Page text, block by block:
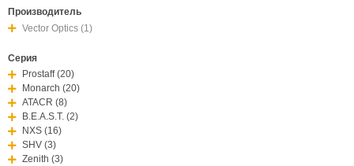
Производитель
Vector Optics (1)
Серия
Prostaff (20)
Monarch (20)
ATACR (8)
B.E.A.S.T. (2)
NXS (16)
SHV (3)
Zenith (3)